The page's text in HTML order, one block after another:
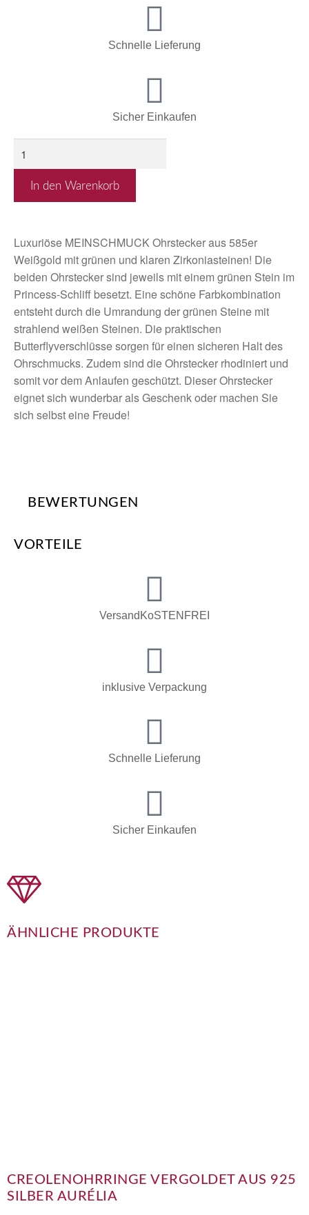
Schnelle Lieferung
Sicher Einkaufen
In den Warenkorb
Luxuriöse MEINSCHMUCK Ohrstecker aus 585er
Weißgold mit grünen und klaren Zirkoniasteinen! Die
beiden Ohrstecker sind jeweils mit einem grünen Stein im
Princess-Schliff besetzt. Eine schöne Farbkombination
entsteht durch die Umrandung der grünen Steine mit
strahlend weißen Steinen. Die praktischen
Butterflyverschlüsse sorgen für einen sicheren Halt des
Ohrschmucks. Zudem sind die Ohrstecker rhodiniert und
somit vor dem Anlaufen geschützt. Dieser Ohrstecker
eignet sich wunderbar als Geschenk oder machen Sie
sich selbst eine Freude!
BEWERTUNGEN
VORTEILE
VersandKoSTENFREI
inklusive Verpackung
Schnelle Lieferung
Sicher Einkaufen
ÄHNLICHE PRODUKTE
CREOLENOHRRINGE VERGOLDET AUS 925
SILBER AURÉLIA